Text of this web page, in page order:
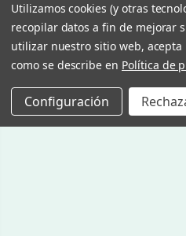
Utilizamos cookies (y otras
recopilar datos a fin de mejorar
utilizar nuestro sitio web,
como se describe en Política de
Configuración